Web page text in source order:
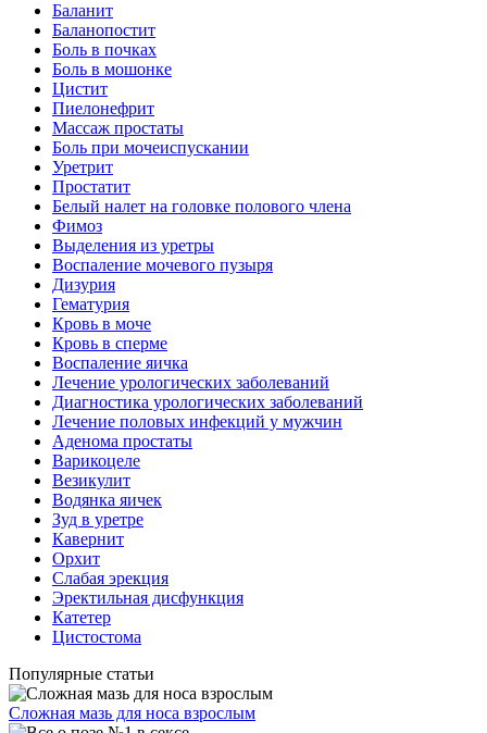
Баланит
Баланопостит
Боль в почках
Боль в мошонке
Цистит
Пиелонефрит
Массаж простаты
Боль при мочеиспускании
Уретрит
Простатит
Белый налет на головке полового члена
Фимоз
Выделения из уретры
Воспаление мочевого пузыря
Дизурия
Гематурия
Кровь в моче
Кровь в сперме
Воспаление яичка
Лечение урологических заболеваний
Диагностика урологических заболеваний
Лечение половых инфекций у мужчин
Аденома простаты
Варикоцеле
Везикулит
Водянка яичек
Зуд в уретре
Кавернит
Орхит
Слабая эрекция
Эректильная дисфункция
Катетер
Цистостома
Популярные статьи
Сложная мазь для носа взрослым